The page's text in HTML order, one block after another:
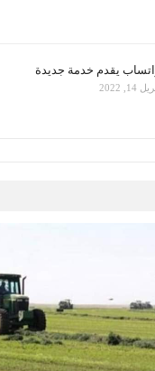
يقدم خدمة جديدة
14, 2022